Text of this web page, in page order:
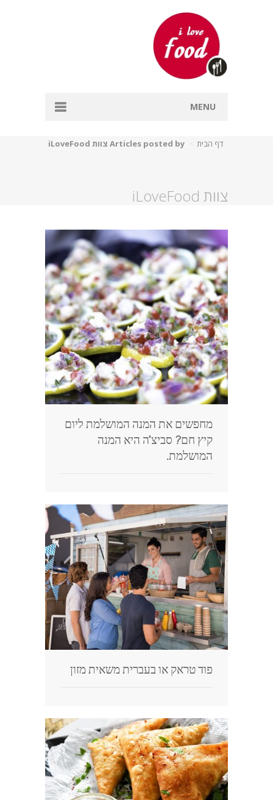
MENU
עיקריות
קינוחים
בלוג
דף הבית Articles posted by צוות iLoveFood
צוות iLoveFood
מחפשים את המנה המושלמת ליום
קיץ חם? סביצ'ה היא המנה
המושלמת.
פוד טראק או בעברית משאית מזון